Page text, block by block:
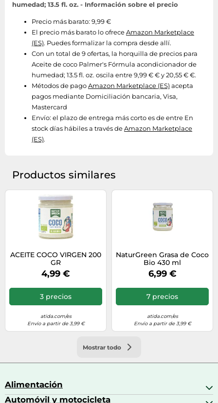
humedad; 13.5 fl. oz. - Información sobre el precio
Precio más barato: 9,99 €
El precio más barato lo ofreceAmazon Marketplace
(ES). Puedes formalizar la compra desde allí.
Con un total de 9 ofertas, la horquilla de precios para
Aceite de coco Palmer's Fórmula acondicionador de
humedad; 13.5 fl. oz. oscila entre 9,99 € € y 20,55 € €.
Métodos de pagoAmazon Marketplace (ES) acepta
pagos mediante Domiciliación bancaria, Visa,
Mastercard
Envío: el plazo de entrega más corto es de entre En
stock días hábiles a través deAmazon Marketplace
(ES).
Productos similares
ACEITE COCO VIRGEN 200
GR
4,99 €
3 precios
atida.com/es
Envío a partir de 3,99 €
NaturGreen Grasa de Coco
Bio 430 ml
6,99 €
7 precios
atida.com/es
Envío a partir de 3,99 €
Mostrar todo
Alimentación
Bebidas
Automóvil y motocicleta